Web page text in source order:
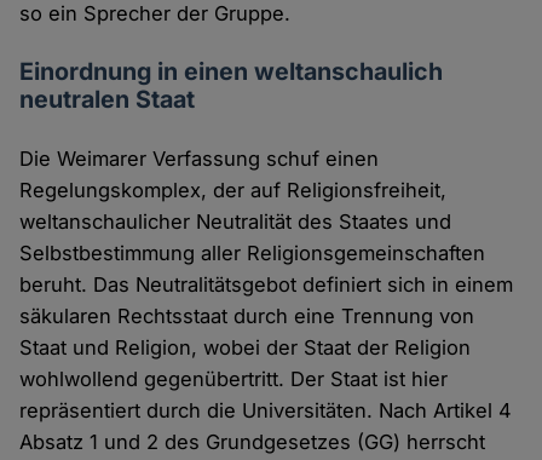
so ein Sprecher der Gruppe.
Einordnung in einen weltanschaulich
neutralen Staat
Die Weimarer Verfassung schuf einen
Regelungskomplex, der auf Religionsfreiheit,
weltanschaulicher Neutralität des Staates und
Selbstbestimmung aller Religionsgemeinschaften
beruht. Das Neutralitätsgebot definiert sich in einem
säkularen Rechtsstaat durch eine Trennung von
Staat und Religion, wobei der Staat der Religion
wohlwollend gegenübertritt. Der Staat ist hier
repräsentiert durch die Universitäten. Nach Artikel 4
Absatz 1 und 2 des Grundgesetzes (GG) herrscht